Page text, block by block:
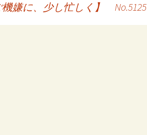
機嫌に、少し忙しく】 No.5125